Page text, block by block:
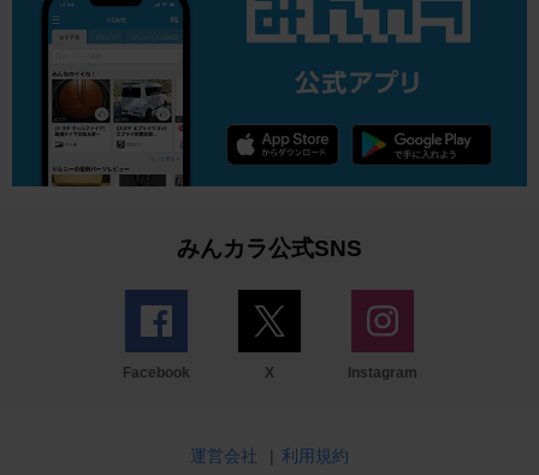
みんカラ公式SNS
Facebook X Instagram
運営会社 | 利用規約